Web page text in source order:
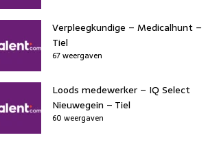
Verpleegkundige – Medicalhunt –
Tiel
67 weergaven
Loods medewerker – IQ Select
Nieuwegein – Tiel
60 weergaven